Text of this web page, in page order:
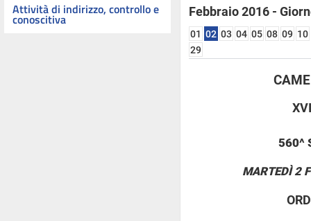
Attività di indirizzo, controllo e
conoscitiva
Febbraio 2016 -
01 02 03 04 05 08 09 10
29
560^
MARTEDÌ 2